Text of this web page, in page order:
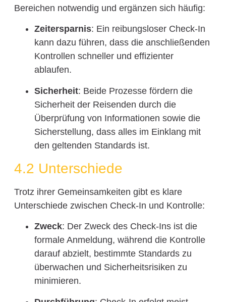
Bereichen notwendig und ergänzen sich häufig:
Zeitersparnis: Ein reibungsloser Check-In
kann dazu führen, dass die anschließenden
Kontrollen schneller und effizienter
ablaufen.
Sicherheit: Beide Prozesse fördern die
Sicherheit der Reisenden durch die
Überprüfung von Informationen sowie die
Sicherstellung, dass alles im Einklang mit
den geltenden Standards ist.
4.2 Unterschiede
Trotz ihrer Gemeinsamkeiten gibt es klare
Unterschiede zwischen Check-In und Kontrolle:
Zweck: Der Zweck des Check-Ins ist die
formale Anmeldung, während die Kontrolle
darauf abzielt, bestimmte Standards zu
überwachen und Sicherheitsrisiken zu
minimieren.